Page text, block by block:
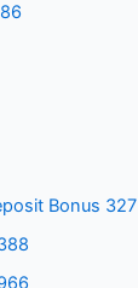
Bonus 327